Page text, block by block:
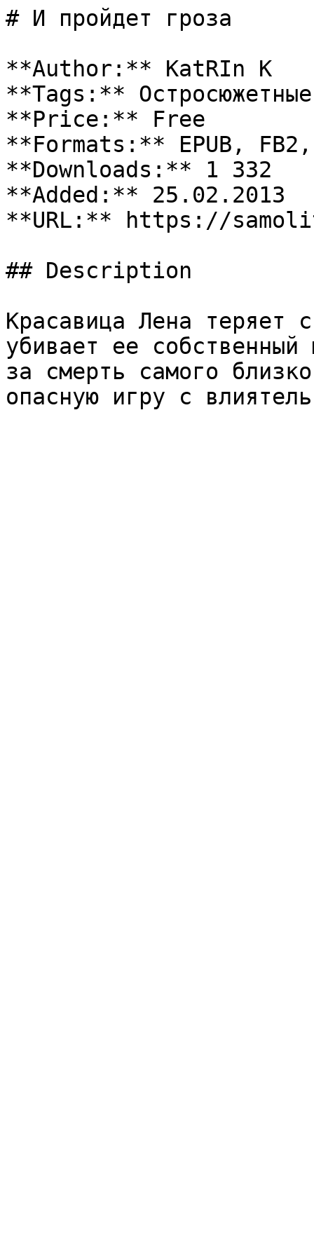
# И пройдет гроза
**Author:** KatRIn K
**Tags:**
**Price:** Free
**Formats:** EPUB, FB2,
**Downloads:** 1 332
**Added:** 25.02.2013
**URL:** https://
## Description
Красавица Лена теряет
убивает ее
за смерть самого
опасную игру с